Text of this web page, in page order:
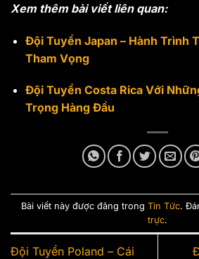
Xem thêm bài viết liên quan:
Đội Tuyển Japan – Hành Trình
Tham Vọng
Đội Tuyển Costa Rica Với
Trọng Hàng Đầu
Bài viết này được đăng trong Tin Tức.
trực.
Đội Tuyển Poland – Cái